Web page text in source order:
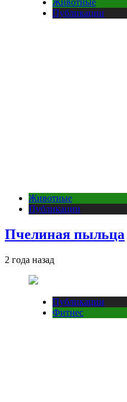
Животные
Публикации
Животные
Публикации
Пчелиная пыльца
2 года назад
Публикации
Фитнес